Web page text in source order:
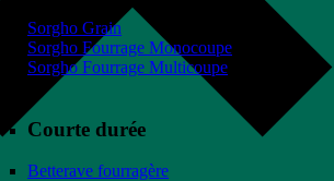
Sorgho Grain
Sorgho Fourrage Monocoupe
Sorgho Fourrage Multicoupe
Courte durée
Betterave fourragère